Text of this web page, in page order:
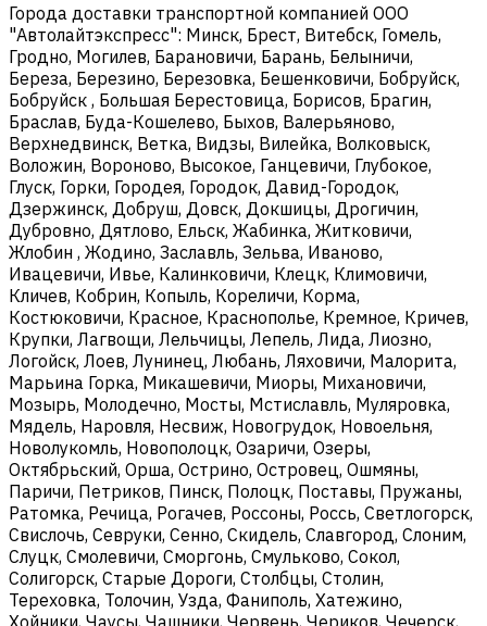
Города доставки транспортной компанией ООО
"Автолайтэкспресс": Минск, Брест, Витебск, Гомель,
Гродно, Могилев, Барановичи, Барань, Белыничи,
Береза, Березино, Березовка, Бешенковичи, Бобруйск,
Бобруйск , Большая Берестовица, Борисов, Брагин,
Браслав, Буда-Кошелево, Быхов, Валерьяново,
Верхнедвинск, Ветка, Видзы, Вилейка, Волковыск,
Воложин, Вороново, Высокое, Ганцевичи, Глубокое,
Глуск, Горки, Городея, Городок, Давид-Городок,
Дзержинск, Добруш, Довск, Докшицы, Дрогичин,
Дубровно, Дятлово, Ельск, Жабинка, Житковичи,
Жлобин , Жодино, Заславль, Зельва, Иваново,
Ивацевичи, Ивье, Калинковичи, Клецк, Климовичи,
Кличев, Кобрин, Копыль, Кореличи, Корма,
Костюковичи, Красное, Краснополье, Кремное, Кричев,
Крупки, Лагвощи, Лельчицы, Лепель, Лида, Лиозно,
Логойск, Лоев, Лунинец, Любань, Ляховичи, Малорита,
Марьина Горка, Микашевичи, Миоры, Михановичи,
Мозырь, Молодечно, Мосты, Мстиславль, Муляровка,
Мядель, Наровля, Несвиж, Новогрудок, Новоельня,
Новолукомль, Новополоцк, Озаричи, Озеры,
Октябрьский, Орша, Острино, Островец, Ошмяны,
Паричи, Петриков, Пинск, Полоцк, Поставы, Пружаны,
Ратомка, Речица, Рогачев, Россоны, Россь, Светлогорск,
Свислочь, Севруки, Сенно, Скидель, Славгород, Слоним,
Слуцк, Смолевичи, Сморгонь, Смульково, Сокол,
Солигорск, Старые Дороги, Столбцы, Столин,
Тереховка, Толочин, Узда, Фаниполь, Хатежино,
Хойники, Чаусы, Чашники, Червень, Чериков, Чечерск,